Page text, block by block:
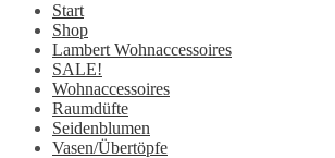
Start
Shop
Lambert Wohnaccessoires
SALE!
Wohnaccessoires
Raumdüfte
Seidenblumen
Vasen/Übertöpfe